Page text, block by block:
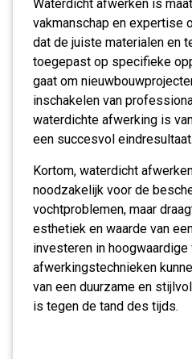
Waterdicht afwerken is
vakmanschap en expertise
dat de juiste materialen en
toegepast op specifieke
gaat om
inschakelen van
waterdichte afwerking is
een succesvol eindresultaat.
Kortom, waterdicht
noodzakelijk voor de
vochtproblemen, maar
esthetiek en waarde van
investeren in
afwerkingstechnieken
van een duurzame en
is tegen de tand des tijds.